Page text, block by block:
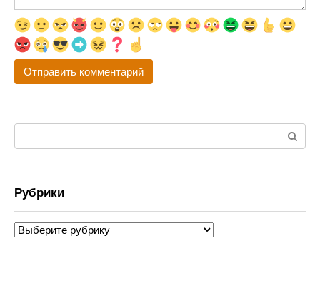
Рубрики
Рубрики